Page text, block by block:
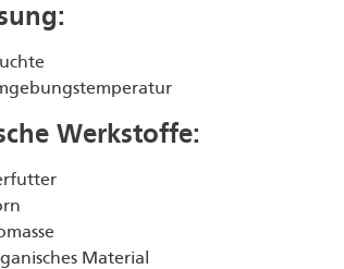
Werkstoffe:
Material